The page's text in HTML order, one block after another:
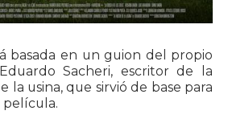
basada en un guion del propio
Sacheri, escritor de la
la usina, que sirvió de base para
película.